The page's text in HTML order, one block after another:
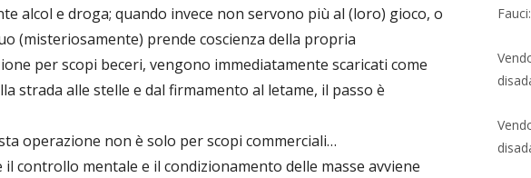
alcol e droga; quando invece non servono più al (loro) gioco, o
(misteriosamente) prende coscienza della propria
per scopi beceri, vengono immediatamente scaricati come
strada alle stelle e dal firmamento al letame, il passo è
operazione non è solo per scopi commerciali…
il controllo mentale e il condizionamento delle masse avviene